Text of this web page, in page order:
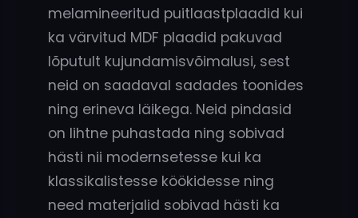
melamineeritud puitlaastplaadid kui
ka värvitud MDF plaadid pakuvad
lõputult kujundamisvõimalusi, sest
neid on saadaval sadades toonides
ning erineva läikega. Neid pindasid
on lihtne puhastada ning sobivad
hästi nii modernsetesse kui ka
klassikalistesse köökidesse ning
need materjalid sobivad hästi ka